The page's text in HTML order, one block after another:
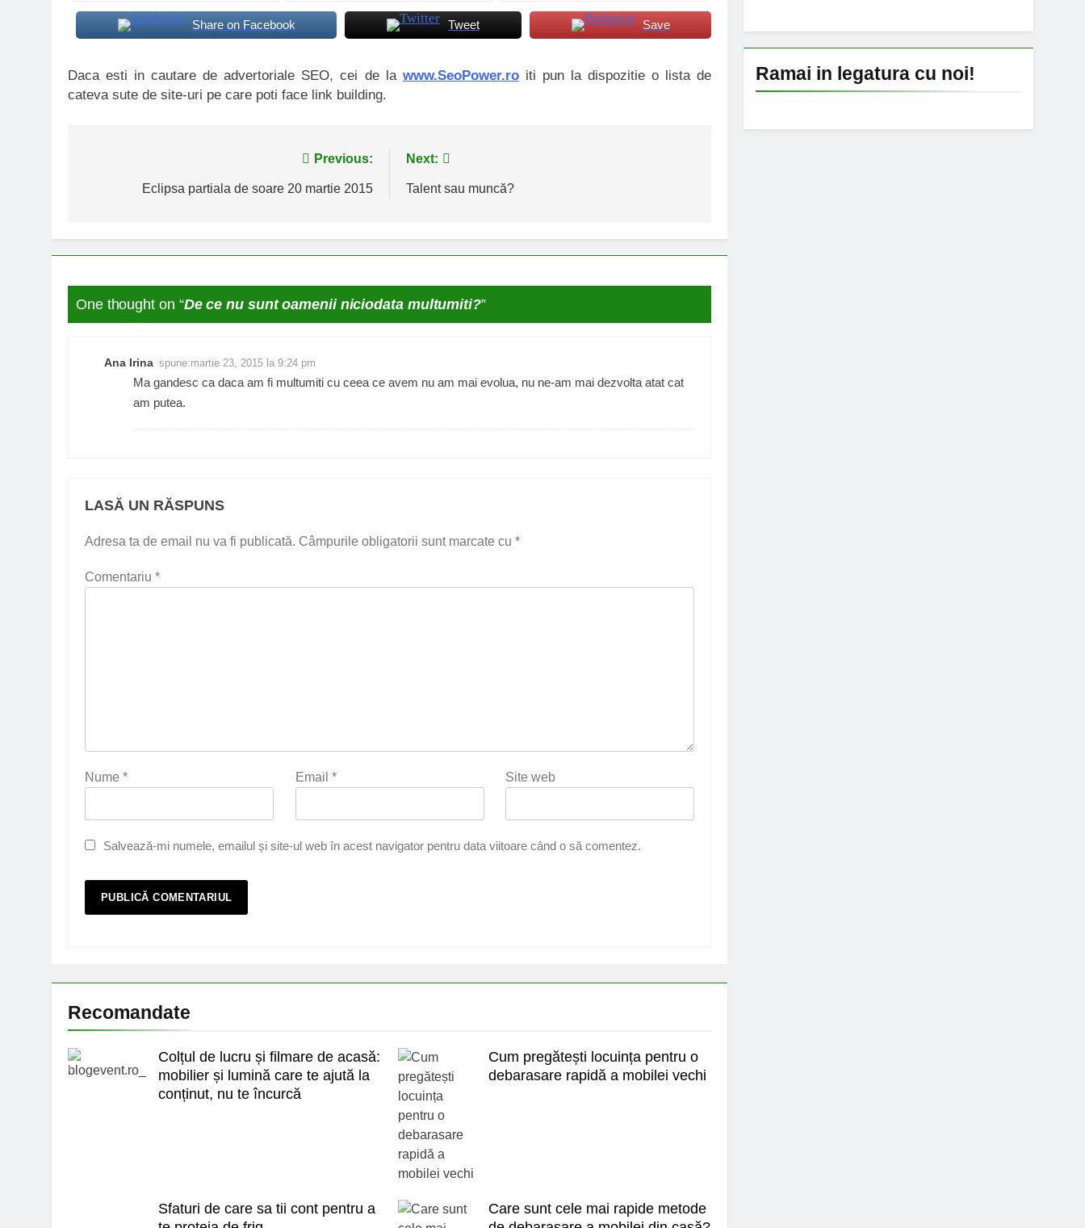
Share on Facebook Tweet Save
Daca esti in cautare de advertoriale SEO, cei de la www.SeoPower.roiti pun la dispozitie o lista de
cateva sute de site-uri pe care poti face link building.
Previous:
Eclipsa partiala de soare 20 martie 2015
Next:
Talent sau muncă?
One thought on “De ce nu sunt oamenii niciodata multumiti?”
Ana Irina spune:martie 23, 2015 la 9:24 pm
Ma gandesc ca daca am fi multumiti cu ceea ce avem nu am mai evolua, nu ne-am mai dezvolta atat cat
am putea.
LASĂ UN RĂSPUNS
Adresa ta de email nu va fi publicată. Câmpurile obligatorii sunt marcate cu *
Comentariu *
Nume * Email * Site web
Salvează-mi numele, emailul și site-ul web în acest navigator pentru data viitoare când o să comentez.
Recomandate
Colțul de lucru și filmare de acasă:
mobilier și lumină care te ajută la
conținut, nu te încurcă
Cum pregătești locuința pentru o
debarasare rapidă a mobilei vechi
Sfaturi de care sa tii cont pentru a
Care sunt cele mai rapide metode
Ramai in legatura cu noi!